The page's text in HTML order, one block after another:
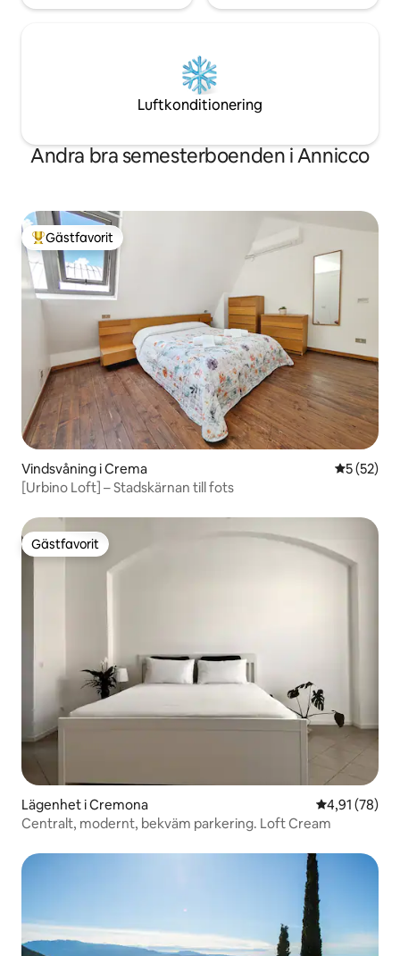
Luftkonditionering
Andra bra semesterboenden i Annicco
Populär gästfavorit
Gästfavorit
Vindsvåning i Crema 5 av 5 i
5 (52)
[Urbino Loft] – Stadskärnan till fots
Gästfavorit
Gästfavorit
Lägenhet i Cremona 4,91 av 5 i
4,91 (78)
Centralt, modernt, bekväm parkering. Loft Cream